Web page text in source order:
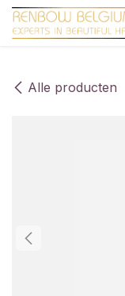
Overslaan naar
Alle producten